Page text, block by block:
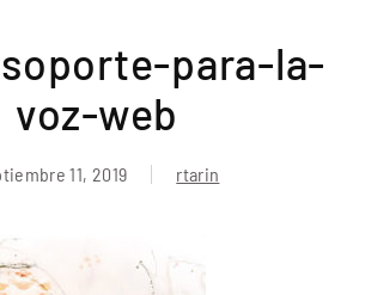
para-la-
voz-web
11, 2019 rtarin